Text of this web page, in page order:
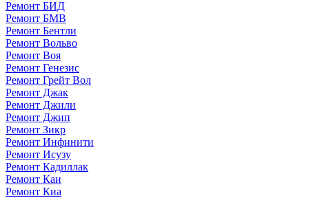
Ремонт БИД
Ремонт БМВ
Ремонт Бентли
Ремонт Вольво
Ремонт Воя
Ремонт Генезис
Ремонт Грейт Вол
Ремонт Джак
Ремонт Джили
Ремонт Джип
Ремонт Зикр
Ремонт Инфинити
Ремонт Исузу
Ремонт Кадиллак
Ремонт Каи
Ремонт Киа